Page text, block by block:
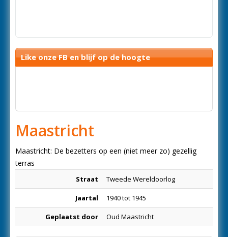
Like onze FB en blijf op de hoogte
Maastricht
Maastricht: De bezetters op een (niet meer zo) gezellig
terras
Straat Tweede Wereldoorlog
Jaartal 1940 tot 1945
Geplaatst door Oud Maastricht